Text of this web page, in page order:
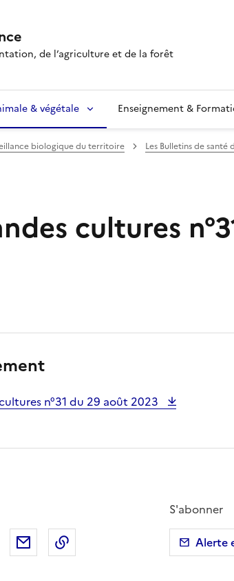
de l’agriculture et de la forêt
& végétale Enseignement &
biologique du territoire Les Bulletins de santé
cultures
n°31 du 29 août 2023
sur X (anciennement Twitter)
Partager sur LinkedIn
Partager par emailCopier dans le presse-papier
S'abonner
Alerte